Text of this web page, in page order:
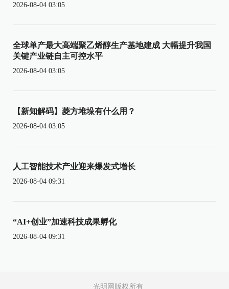
2026-08-04 03:05
全球单产最大高端聚乙烯醇生产基地建成 大幅提升我国
关键产业链自主可控水平
2026-08-04 03:05
【新知解码】菱方堆垛有什么用？
2026-08-04 03:05
人工智能技术产业迎来爆发式增长
2026-08-04 09:31
“AI+创业”加速科技成果孵化
2026-08-04 09:31
光明网版权所有